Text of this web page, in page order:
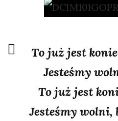
To już jest
Jesteśmy
To już jest
Jesteśmy wolni,